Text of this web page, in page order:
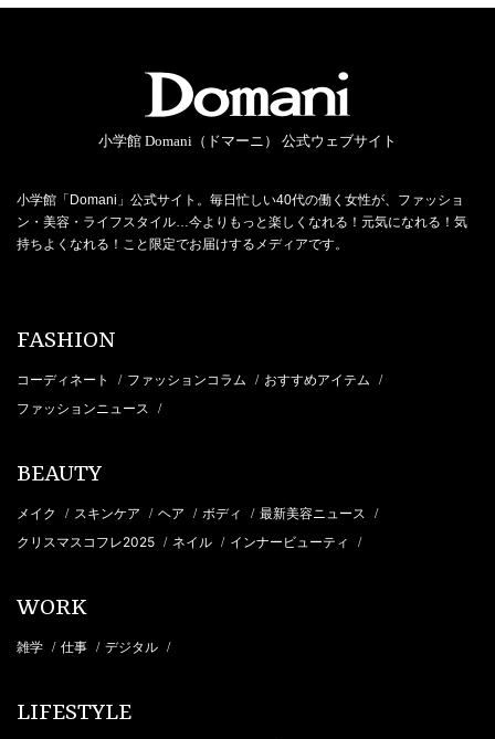
小学館 Domani（ドマーニ） 公式ウェブサイト
小学館「Domani」公式サイト。毎日忙しい40代の働く女性が、ファッショ
ン・美容・ライフスタイル…今よりもっと楽しくなれる！元気になれる！気
持ちよくなれる！こと限定でお届けするメディアです。
FASHION
コーディネート / ファッションコラム / おすすめアイテム /
ファッションニュース /
BEAUTY
メイク / スキンケア / ヘア / ボディ / 最新美容ニュース /
クリスマスコフレ2025 / ネイル / インナービューティ /
WORK
雑学 / 仕事 / デジタル /
LIFESTYLE